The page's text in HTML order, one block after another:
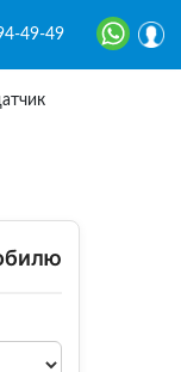
49-49